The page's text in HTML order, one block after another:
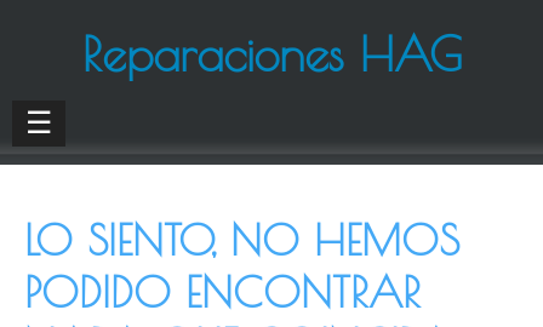
Reparaciones HAG
☰
LO SIENTO, NO HEMOS
PODIDO ENCONTRAR